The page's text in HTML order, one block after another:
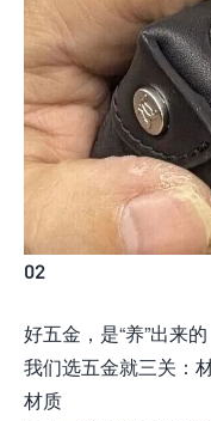
02
好五金，是“养”出来的
我们选五金就三关：
材质